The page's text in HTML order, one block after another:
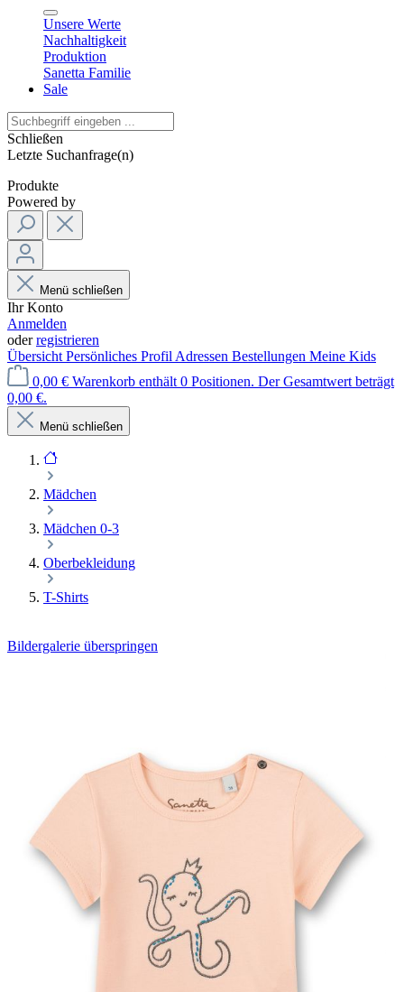
Unsere Werte
Nachhaltigkeit
Produktion
Sanetta Familie
Sale
Schließen
Letzte Suchanfrage(n)
Produkte
Powered by
Menü schließen
Ihr Konto
Anmelden
oderregistrieren
Übersicht Persönliches Profil Adressen Bestellungen Meine Kids
0,00 € Warenkorb enthält 0 Positionen. Der Gesamtwert beträgt
0,00 €.
Menü schließen
Mädchen
Mädchen 0-3
Oberbekleidung
T-Shirts
Bildergalerie überspringen